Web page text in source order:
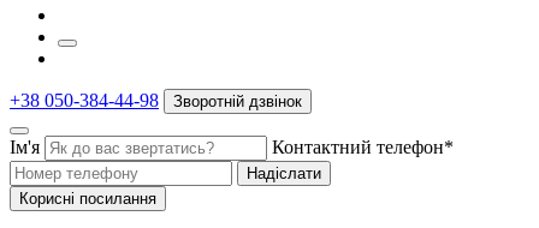
+38 050-384-44-98 Зворотній дзвінок
Ім'я Контактний телефон*
Надіслати
Корисні посилання